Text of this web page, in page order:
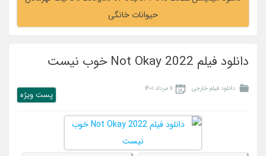
حیوانات خانگی
دانلود فیلم Not Okay 2022 خوب نیست
دانلود فیلم خارجی ۱۱ مرداد ۱۴۰۱
پست ويژه